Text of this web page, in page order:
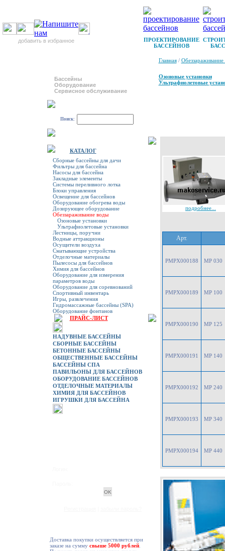
добавить в избранное
ПРОЕКТИРОВАНИЕ
БАССЕЙНОВ
Бассейны
Оборудование
Сервисное обслуживание
Поиск:
КАТАЛОГ
Сборные бассейны для дачи
Фильтры для бассейна
Насосы для бассейна
Закладные элементы
Системы переливного лотка
Блоки управления
Освещение для бассейнов
Оборудование обогрева воды
Дозирующее оборудование
Обеззараживание воды
Озоновые установки
Ультрафиолетовые установки
Лестницы, поручни
Водные аттракционы
Осущители воздуха
Сматывающие устройства
Отделочные материалы
Пылесосы для бассейнов
Химия для бассейнов
Оборудование для измерения
параметров воды
Оборудование для соревнований
Спортивный инвентарь
Игры, развлечения
Гидромассажные бассейны (SPA)
Оборудование фонтанов
ПРАЙС-ЛИСТ
НАДУВНЫЕ БАССЕЙНЫ
СБОРНЫЕ БАССЕЙНЫ
БЕТОННЫЕ БАССЕЙНЫ
ОБЩЕСТВЕННЫЕ БАССЕЙНЫ
БАССЕЙНЫ СПА
ПАВИЛЬОНЫ ДЛЯ БАССЕЙНОВ
ОБОРУДОВАНИЕ БАССЕЙНОВ
ОТДЕЛОЧНЫЕ МАТЕРИАЛЫ
ХИМИЯ ДЛЯ БАССЕЙНОВ
ИГРУШКИ ДЛЯ БАССЕЙНА
Доставка покупки осуществляется при
заказе на сумму свыше 5000 рублей.
Главная/
Озоновые установки
Ультрафиолетовые
подробнее...
Арт.
PMPX000188 MP 030
PMPX000189 MP 100
PMPX000190 MP 125
PMPX000191 MP 140
PMPX000192 MP 240
PMPX000193 MP 340
PMPX000194 MP 440